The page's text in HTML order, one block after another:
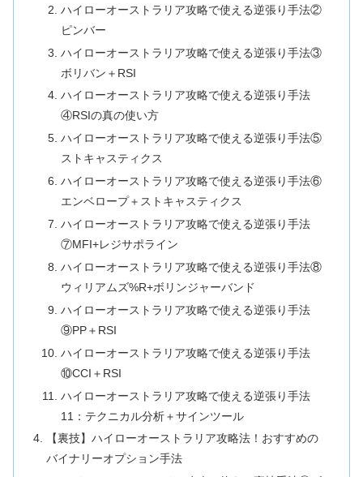
ハイローオーストラリア攻略で使える逆張り手法②
ピンバー
ハイローオーストラリア攻略で使える逆張り手法③
ボリバン＋RSI
ハイローオーストラリア攻略で使える逆張り手法
④RSIの真の使い方
ハイローオーストラリア攻略で使える逆張り手法⑤
ストキャスティクス
ハイローオーストラリア攻略で使える逆張り手法⑥
エンベロープ＋ストキャスティクス
ハイローオーストラリア攻略で使える逆張り手法
⑦MFI+レジサポライン
ハイローオーストラリア攻略で使える逆張り手法⑧
ウィリアムズ%R+ボリンジャーバンド
ハイローオーストラリア攻略で使える逆張り手法
⑨PP＋RSI
ハイローオーストラリア攻略で使える逆張り手法
⑩CCI＋RSI
ハイローオーストラリア攻略で使える逆張り手法
11：テクニカル分析＋サインツール
【裏技】ハイローオーストラリア攻略法！おすすめの
バイナリーオプション手法